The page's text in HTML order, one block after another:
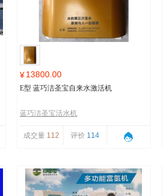
¥13800.00
E型 蓝巧洁圣宝自来水激活机
蓝巧洁圣宝活水机
成交量 112 评价 114